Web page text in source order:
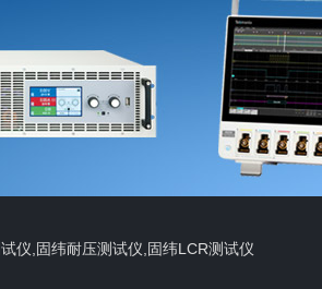
仪,固纬耐压测试仪,固纬LCR测试仪